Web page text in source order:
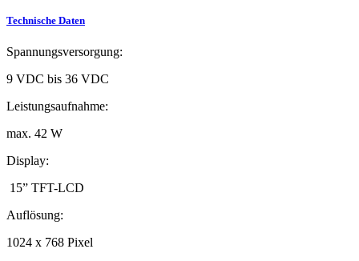
Technische Daten
Spannungsversorgung:
9 VDC bis 36 VDC
Leistungsaufnahme:
max. 42 W
Display:
15” TFT-LCD
Auflösung:
1024 x 768 Pixel